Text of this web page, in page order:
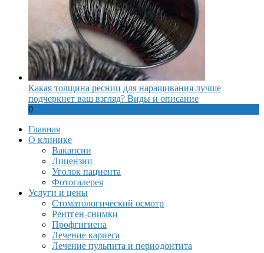
Какая толщина ресниц для наращивания лучше
подчеркнет ваш взгляд? Виды и описание
0
Главная
О клинике
Вакансии
Лицензии
Уголок пациента
Фотогалерея
Услуги и цены
Стоматологический осмотр
Рентген-снимки
Профгигиена
Лечение кариеса
Лечение пульпита и периодонтита